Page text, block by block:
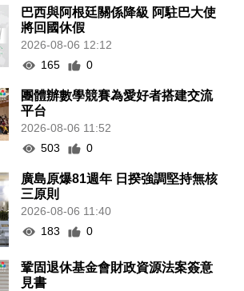
巴西與阿根廷關係降級 阿駐巴大使
將回國休假
2026-08-06 12:12
165
0
團體辦數學競賽為愛好者搭建交流
平台
2026-08-06 11:52
503
0
廣島原爆81週年 日揆強調堅持無核
三原則
2026-08-06 11:40
183
0
鞏固退休基金會財政資源法案簽意
見書